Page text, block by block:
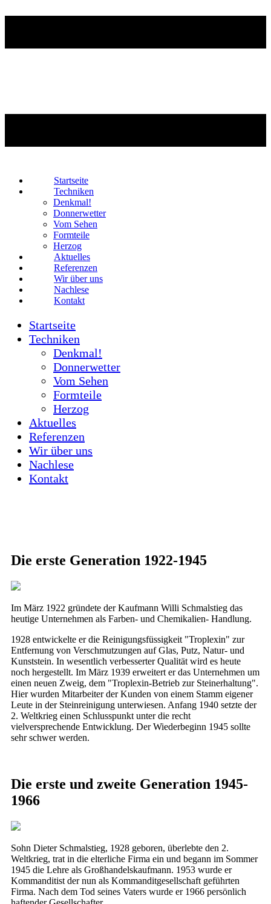
Startseite
Techniken
Denkmal!
Donnerwetter
Vom Sehen
Formteile
Herzog
Aktuelles
Referenzen
Wir über uns
Nachlese
Kontakt
Startseite
Techniken
Denkmal!
Donnerwetter
Vom Sehen
Formteile
Herzog
Aktuelles
Referenzen
Wir über uns
Nachlese
Kontakt
Die erste Generation 1922-1945
Im März 1922 gründete der Kaufmann Willi Schmalstieg das
heutige Unternehmen als Farben- und Chemikalien- Handlung.
1928 entwickelte er die Reinigungsfüssigkeit "Troplexin" zur
Entfernung von Verschmutzungen auf Glas, Putz, Natur- und
Kunststein. In wesentlich verbesserter Qualität wird es heute
noch hergestellt. Im März 1939 erweitert er das Unternehmen um
einen neuen Zweig, dem "Troplexin-Betrieb zur Steinerhaltung".
Hier wurden Mitarbeiter der Kunden von einem Stamm eigener
Leute in der Steinreinigung unterwiesen. Anfang 1940 setzte der
2. Weltkrieg einen Schlusspunkt unter die recht
vielversprechende Entwicklung. Der Wiederbeginn 1945 sollte
sehr schwer werden.
Die erste und zweite Generation 1945-
1966
Sohn Dieter Schmalstieg, 1928 geboren, überlebte den 2.
Weltkrieg, trat in die elterliche Firma ein und begann im Sommer
1945 die Lehre als Großhandelskaufmann. 1953 wurde er
Kommanditist der nun als Kommanditgesellschaft geführten
Firma. Nach dem Tod seines Vaters wurde er 1966 persönlich